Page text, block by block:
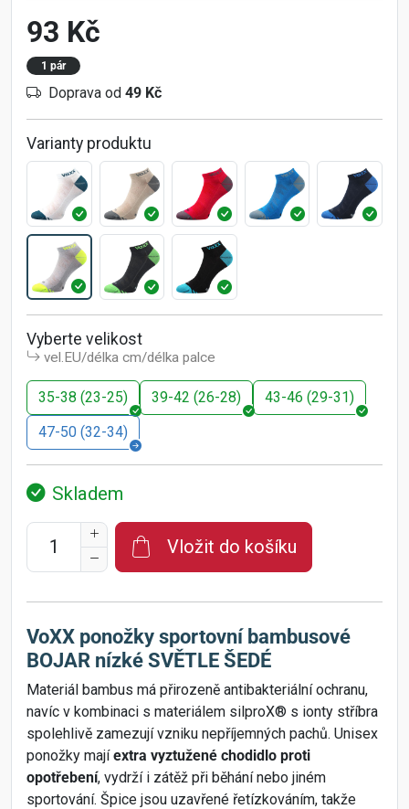
93 Kč
1 pár
Doprava od 49 Kč
Varianty produktu
Vyberte velikost
vel.EU/délka cm/délka palce
35-38 (23-25) 39-42 (26-28)
43-46 (29-31)
47-50 (32-34)
Skladem
Vložit do košíku
VoXX ponožky sportovní bambusové
BOJAR nízké SVĚTLE ŠEDÉ
Materiál bambus má přirozeně antibakteriální ochranu,
navíc v kombinaci s materiálem silproX® s ionty stříbra
spolehlivě zamezují vzniku nepříjemných pachů. Unisex
ponožky majíextra vyztužené chodidlo proti
opotřebení, vydrží i zátěž při běhání nebo jiném
sportování. Špice jsou uzavřené řetízkováním, takže